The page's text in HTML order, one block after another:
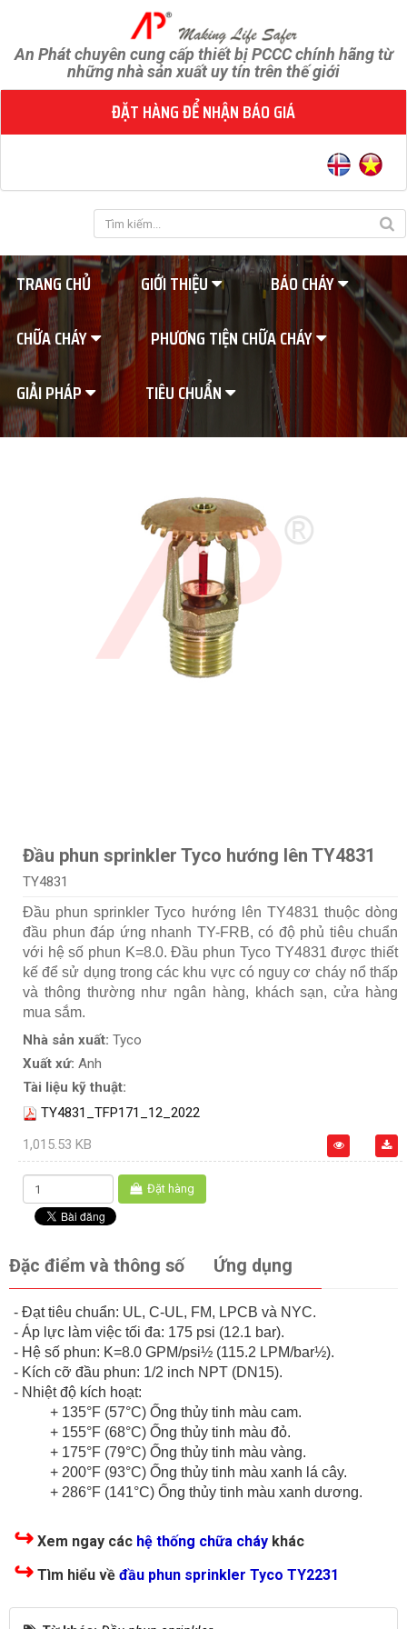
An Phát chuyên cung cấp thiết bị PCCC chính hãng từ
những nhà sản xuất uy tín trên thế giới
ĐẶT HÀNG ĐỂ NHẬN BÁO GIÁ
TRANG CHỦ GIỚI THIỆU
BÁO CHÁY
CHỮA CHÁY
PHƯƠNG TIỆN CHỮA CHÁY
GIẢI PHÁP
TIÊU CHUẨN
Đầu phun sprinkler Tyco hướng lên TY4831
TY4831
Đầu phun sprinkler Tyco hướng lên TY4831 thuộc dòng
đầu phun đáp ứng nhanh TY-FRB, có độ phủ tiêu chuẩn
với hệ số phun K=8.0. Đầu phun Tyco TY4831 được thiết
kế để sử dụng trong các khu vực có nguy cơ cháy nổ thấp
và thông thường như ngân hàng, khách sạn, cửa hàng
mua sắm.
Nhà sản xuất: Tyco
Xuất xứ: Anh
Tài liệu kỹ thuật:
TY4831_TFP171_12_2022
1,015.53 KB
Đặt hàng
Đặc điểm và thông số Ứng dụng
- Đạt tiêu chuẩn: UL, C-UL, FM, LPCB và NYC.
- Áp lực làm việc tối đa: 175 psi (12.1 bar).
- Hệ số phun: K=8.0 GPM/psi½ (115.2 LPM/bar½).
- Kích cỡ đầu phun: 1/2 inch NPT (DN15).
- Nhiệt độ kích hoạt:
+ 135°F (57°C) Ống thủy tinh màu cam.
+ 155°F (68°C) Ống thủy tinh màu đỏ.
+ 175°F (79°C) Ống thủy tinh màu vàng.
+ 200°F (93°C) Ống thủy tinh màu xanh lá cây.
+ 286°F (141°C) Ống thủy tinh màu xanh dương.
↪ Xem ngay các hệ thống chữa cháy khác
↪ Tìm hiểu về đầu phun sprinkler Tyco TY2231